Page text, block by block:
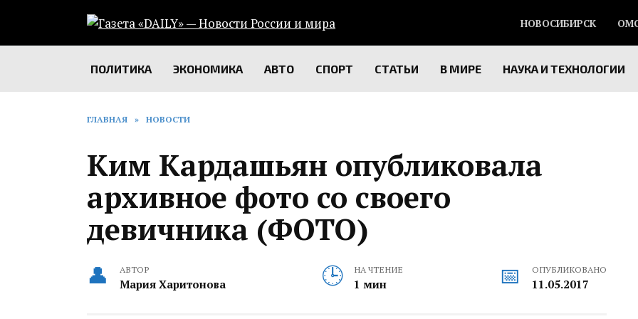
содержанию
НОВОСИБИРСК
ПОЛИТИКА ЭКОНОМИКА АВТО СПОРТ СТАТЬИ В МИРЕ НАУКА И ТЕХНОЛОГИИ
ГЛАВНАЯ » НОВОСТИ
Ким Кардашьян опубликовала
архивное фото со своего
девичника (ФОТО)
АВТОР
Мария Харитонова
НА ЧТЕНИЕ
1 мин
ОПУБЛИКОВАНО
11.05.2017